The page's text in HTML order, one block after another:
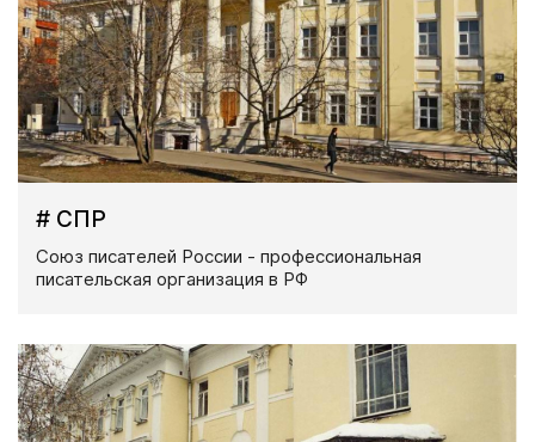
# СПР
Союз писателей России - профессиональная
писательская организация в РФ